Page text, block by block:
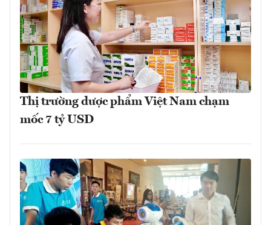
Thị trường dược phẩm Việt Nam chạm
mốc 7 tỷ USD